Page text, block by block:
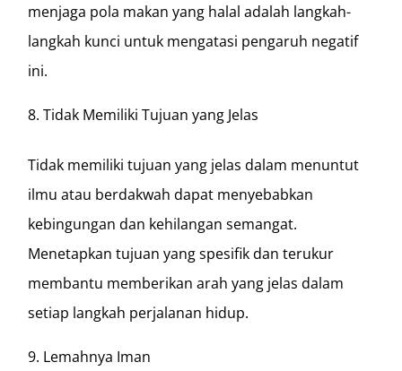
menjaga pola makan yang halal adalah langkah-
langkah kunci untuk mengatasi pengaruh negatif
ini.
Tidak Memiliki Tujuan yang Jelas
Tidak memiliki tujuan yang jelas dalam menuntut
ilmu atau berdakwah dapat menyebabkan
kebingungan dan kehilangan semangat.
Menetapkan tujuan yang spesifik dan terukur
membantu memberikan arah yang jelas dalam
setiap langkah perjalanan hidup.
Lemahnya Iman